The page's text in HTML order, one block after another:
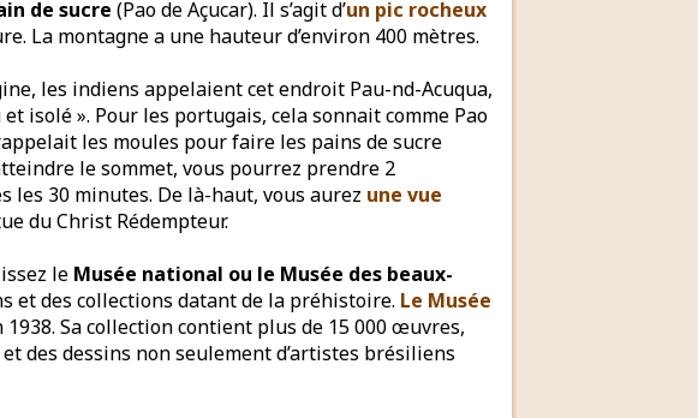
de sucre (Pao de Açucar). Il s’agit d’un pic rocheux
La montagne a une hauteur d’environ 400 mètres.
les indiens appelaient cet endroit Pau-nd-Acuqua,
isolé ». Pour les portugais, cela sonnait comme Pao
les moules pour faire les pains de sucre
le sommet, vous pourrez prendre 2
les 30 minutes. De là-haut, vous aurez une vue
du Christ Rédempteur.
le Musée national ou le Musée des beaux-
et des collections datant de la préhistoire. Le Musée
Sa collection contient plus de 15 000 œuvres,
des dessins non seulement d’artistes brésiliens